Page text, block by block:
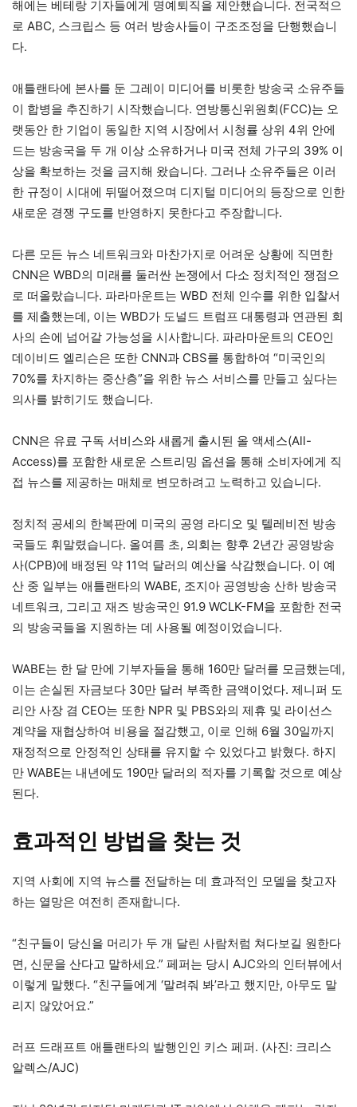
해에는 베테랑 기자들에게 명예퇴직을 제안했습니다. 전국적으
로 ABC, 스크립스 등 여러 방송사들이 구조조정을 단행했습니
다.
애틀랜타에 본사를 둔 그레이 미디어를 비롯한 방송국 소유주들
이 합병을 추진하기 시작했습니다. 연방통신위원회(FCC)는 오
랫동안 한 기업이 동일한 지역 시장에서 시청률 상위 4위 안에
드는 방송국을 두 개 이상 소유하거나 미국 전체 가구의 39% 이
상을 확보하는 것을 금지해 왔습니다. 그러나 소유주들은 이러
한 규정이 시대에 뒤떨어졌으며 디지털 미디어의 등장으로 인한
새로운 경쟁 구도를 반영하지 못한다고 주장합니다.
다른 모든 뉴스 네트워크와 마찬가지로 어려운 상황에 직면한
CNN은 WBD의 미래를 둘러싼 논쟁에서 다소 정치적인 쟁점으
로 떠올랐습니다. 파라마운트는 WBD 전체 인수를 위한 입찰서
를 제출했는데, 이는 WBD가 도널드 트럼프 대통령과 연관된 회
사의 손에 넘어갈 가능성을 시사합니다. 파라마운트의 CEO인
데이비드 엘리슨은 또한 CNN과 CBS를 통합하여 “미국인의
70%를 차지하는 중산층”을 위한 뉴스 서비스를 만들고 싶다는
의사를 밝히기도 했습니다.
CNN은 유료 구독 서비스와 새롭게 출시된 올 액세스(All-
Access)를 포함한 새로운 스트리밍 옵션을 통해 소비자에게 직
접 뉴스를 제공하는 매체로 변모하려고 노력하고 있습니다.
정치적 공세의 한복판에 미국의 공영 라디오 및 텔레비전 방송
국들도 휘말렸습니다. 올여름 초, 의회는 향후 2년간 공영방송
사(CPB)에 배정된 약 11억 달러의 예산을 삭감했습니다. 이 예
산 중 일부는 애틀랜타의 WABE, 조지아 공영방송 산하 방송국
네트워크, 그리고 재즈 방송국인 91.9 WCLK-FM을 포함한 전국
의 방송국들을 지원하는 데 사용될 예정이었습니다.
WABE는 한 달 만에 기부자들을 통해 160만 달러를 모금했는데,
이는 손실된 자금보다 30만 달러 부족한 금액이었다. 제니퍼 도
리안 사장 겸 CEO는 또한 NPR 및 PBS와의 제휴 및 라이선스
계약을 재협상하여 비용을 절감했고, 이로 인해 6월 30일까지
재정적으로 안정적인 상태를 유지할 수 있었다고 밝혔다. 하지
만 WABE는 내년에도 190만 달러의 적자를 기록할 것으로 예상
된다.
효과적인 방법을 찾는 것
지역 사회에 지역 뉴스를 전달하는 데 효과적인 모델을 찾고자
하는 열망은 여전히 ​​존재합니다.
“친구들이 당신을 머리가 두 개 달린 사람처럼 쳐다보길 원한다
면, 신문을 산다고 말하세요.” 페퍼는 당시 AJC와의 인터뷰에서
이렇게 말했다. “친구들에게 ‘말려줘 봐’라고 했지만, 아무도 말
리지 않았어요.”
러프 드래프트 애틀랜타의 발행인인 키스 페퍼. (사진: 크리스
알렉스/AJC)